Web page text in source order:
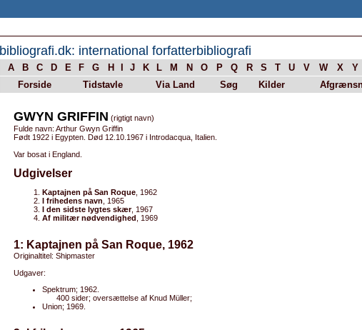
bibliografi.dk: international forfatterbibliografi
A B C D E F G H J K L M N O P Q R S T U V W X Y
Forside
Tidstavle Via Land Søg Kilder
GWYN GRIFFIN (rigtigt navn)
Fulde navn: Arthur Gwyn Griffin
Født 1922 i Egypten. Død 12.10.1967 i Introdacqua, Italien.
Var bosat i England.
Udgivelser
Kaptajnen på San Roque , 1962
I frihedens navn , 1965
I den sidste lygtes skær, 1967
Af militær nødvendighed , 1969
1: Kaptajnen på San Roque, 1962
Originaltitel: Shipmaster
Udgaver:
Spektrum; 1962.
400 sider; oversættelse af Knud Müller;
Union; 1969.